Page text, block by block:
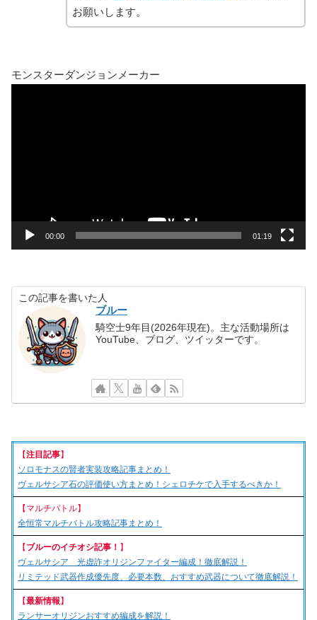
お願いします。
モンスターダンジョンメーカー
00:00 01:19
この記事を書いた人
ブルー
騎空士9年目(2026年現在)。主な活動場所は
YouTube、ブログ、ツイッターです。
【注目記事】
ソロモナスの賢者実装攻略記事まとめ！
ヴェルサシア石の評価使い方まとめ！シェロチケで入手するべきか！
【マルチバトル】
全恒常マルチバトル攻略記事まとめ！
【ブルーのイチオシ記事！ 】
ヴェルサシア 光虚詐オリジンファイター編成！徹底解説！
リミテッド武器作成優先度、必要本数、おすすめ武器について徹底解説！
【最新情報】
ランサーオリジンおすすめ編成を解説！